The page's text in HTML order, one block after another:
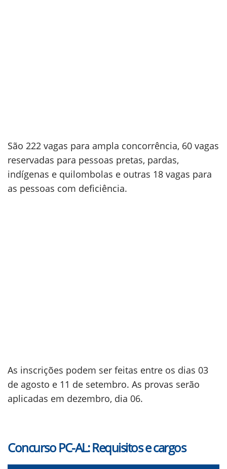
São 222 vagas para ampla concorrência, 60 vagas
reservadas para pessoas pretas, pardas,
indígenas e quilombolas e outras 18 vagas para
as pessoas com deficiência.
As inscrições podem ser feitas entre os dias 03
de agosto e 11 de setembro. As provas serão
aplicadas em dezembro, dia 06.
Concurso PC-AL: Requisitos e cargos